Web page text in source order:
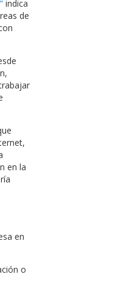
indica
de
en la
en
o